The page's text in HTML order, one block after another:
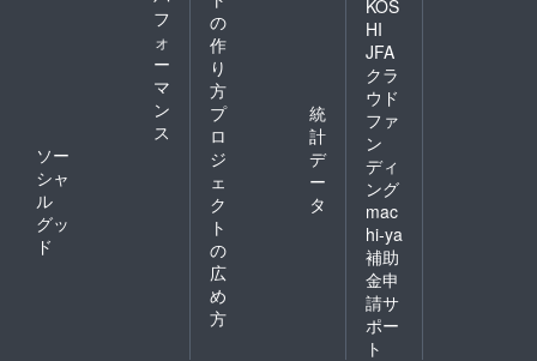
フ
ォ
ー
マ
ン
ス
ソー
シャ
ル
グッ
ド
の
作
り
方
プ
ロ
ジ
ェ
ク
ト
の
広
め
方
統
計
デ
ー
タ
KOS
HI
JFA
クラ
ウド
ファ
ン
ディ
ング
mac
hi-ya
補助
金申
請サ
ポー
ト